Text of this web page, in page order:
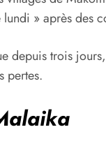
lundi » après des
depuis trois
pertes.